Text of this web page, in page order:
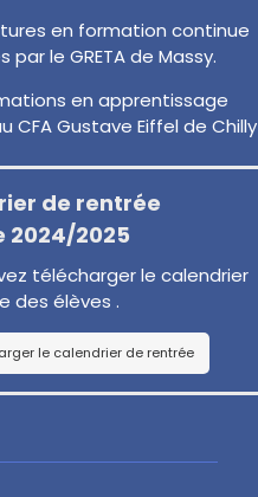
en formation continue
par le GRETA de Massy.
en apprentissage
CFA Gustave Eiffel de Chilly
de rentrée
2024/2025
télécharger le calendrier
des élèves .
le calendrier de rentrée